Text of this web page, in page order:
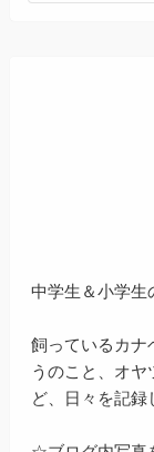
中学生＆小学生
飼っているカナ
うのこと、オ
ど、日々を記録